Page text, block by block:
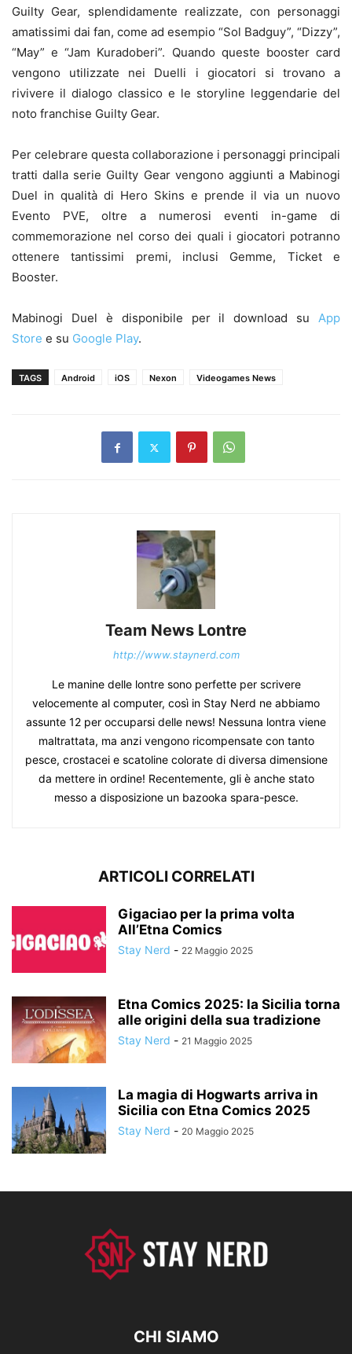
Guilty Gear, splendidamente realizzate, con personaggi
amatissimi dai fan, come ad esempio “Sol Badguy”, “Dizzy”,
“May” e “Jam Kuradoberi”. Quando queste booster card
vengono utilizzate nei Duelli i giocatori si trovano a
rivivere il dialogo classico e le storyline leggendarie del
noto franchise Guilty Gear.
Per celebrare questa collaborazione i personaggi principali
tratti dalla serie Guilty Gear vengono aggiunti a Mabinogi
Duel in qualità di Hero Skins e prende il via un nuovo
Evento PVE, oltre a numerosi eventi in-game di
commemorazione nel corso dei quali i giocatori potranno
ottenere tantissimi premi, inclusi Gemme, Ticket e
Booster.
Mabinogi Duel è disponibile per il download su App
Store e su Google Play.
TAGS Android iOS Nexon Videogames News
Team News Lontre
http://www.staynerd.com
Le manine delle lontre sono perfette per scrivere
velocemente al computer, così in Stay Nerd ne abbiamo
assunte 12 per occuparsi delle news! Nessuna lontra viene
maltrattata, ma anzi vengono ricompensate con tanto
pesce, crostacei e scatoline colorate di diversa dimensione
da mettere in ordine! Recentemente, gli è anche stato
messo a disposizione un bazooka spara-pesce.
ARTICOLI CORRELATI
Gigaciao per la prima volta
All’Etna Comics
Stay Nerd - 22 Maggio 2025
Etna Comics 2025: la Sicilia torna
alle origini della sua tradizione
Stay Nerd - 21 Maggio 2025
La magia di Hogwarts arriva in
Sicilia con Etna Comics 2025
Stay Nerd - 20 Maggio 2025
CHI SIAMO